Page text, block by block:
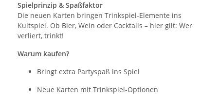
Spielprinzip & Spaßfaktor
Die neuen Karten bringen Trinkspiel-Elemente ins
Kultspiel. Ob Bier, Wein oder Cocktails – hier gilt: Wer
verliert, trinkt!
Warum kaufen?
Bringt extra Partyspaß ins Spiel
Neue Karten mit Trinkspiel-Optionen